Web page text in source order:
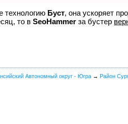
технологию Буст, она ускоряет
то в SeoHammer за бустер
Автономный округ - Югра → Район